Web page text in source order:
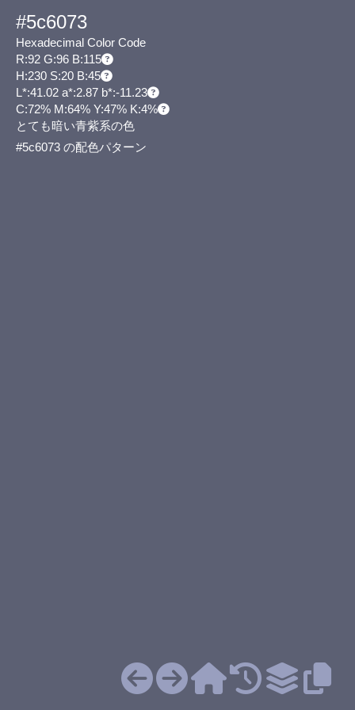
#5c6073
Hexadecimal Color Code
R:92 G:96 B:115
H:230 S:20 B:45
L*:41.02 a*:2.87 b*:-11.23
C:72% M:64% Y:47% K:4%
とても暗い青紫系の色
#5c6073 の配色パターン